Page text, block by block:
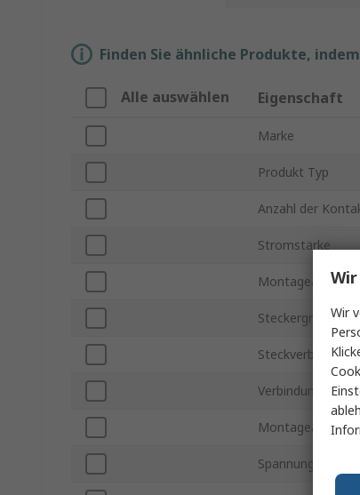
Finden Sie ähnliche Produkte,
Alle auswählen Eigenschaft
Marke
Produkt Typ
Anzahl der
Stromstärke
Montageart
Steckergröße
Steckverbinder
Verbindungstyp
Spannung
Wir